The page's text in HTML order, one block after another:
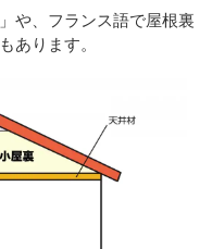
や、フランス語で屋根裏
あります。